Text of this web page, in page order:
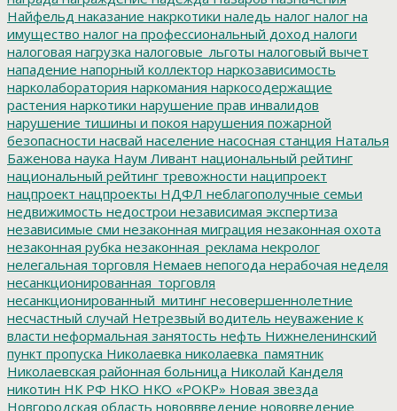
Найфельд наказание накркотики наледь налог налог на
имущество налог на профессиональный доход налоги
налоговая нагрузка налоговые_льготы налоговый вычет
нападение напорный коллектор наркозависимость
нарколаборатория наркомания наркосодержащие
растения наркотики нарушение прав инвалидов
нарушение тишины и покоя нарушения пожарной
безопасности насвай население насосная станция Наталья
Баженова наука Наум Ливант национальный рейтинг
национальный рейтинг тревожности наципроект
нацпроект нацпроекты НДФЛ неблагополучные семьи
недвижимость недострои независимая экспертиза
независимые сми незаконная миграция незаконная охота
незаконная рубка незаконная_реклама некролог
нелегальная торговля Немаев непогода нерабочая неделя
несанкционированная_торговля
несанкционированный_митинг несовершеннолетние
несчастный случай Нетрезвый водитель неуважение к
власти неформальная занятость нефть Нижнеленинский
пункт пропуска Николаевка николаевка_памятник
Николаевская районная больница Николай Канделя
никотин НК РФ НКО НКО «РОКР» Новая звезда
Новгородская область нововвведение нововведение